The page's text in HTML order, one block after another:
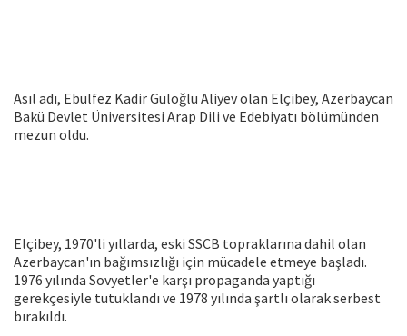
Asıl adı, Ebulfez Kadir Güloğlu Aliyev olan Elçibey, Azerbaycan
Bakü Devlet Üniversitesi Arap Dili ve Edebiyatı bölümünden
mezun oldu.
Elçibey, 1970'li yıllarda, eski SSCB topraklarına dahil olan
Azerbaycan'ın bağımsızlığı için mücadele etmeye başladı.
1976 yılında Sovyetler'e karşı propaganda yaptığı
gerekçesiyle tutuklandı ve 1978 yılında şartlı olarak serbest
bırakıldı.